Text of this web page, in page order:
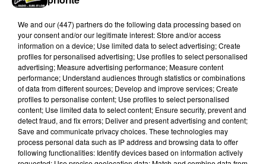
11h28
ORLÉANS (45) - FESTIVAL MUSIQUES
PLURI'ELLES
Du 3 au 7 février à Orléans (Loiret) : Festival musiques
Pluri'Elles.
We and our (447) partnersdo the following data processing based on
your consent and/or our legitimate interest: Store and/or access
information on a device; Use limited data to select advertising; Create
profiles for personalised advertising; Use profiles to select personalised
advertising; Measure advertising performance; Measure content
performance; Understand audiences through statistics or combinations
of data from different sources; Develop and improve services; Create
profiles to personalise content; Use profiles to select personalised
content; Use limited data to select content; Ensure security, prevent and
detect fraud, and fix errors; Deliver and present advertising and content;
Save and communicate privacy choices. These technologies may
process personal data such as IP address and browsing data to offer
following functionalities: Identify devices based on information actively